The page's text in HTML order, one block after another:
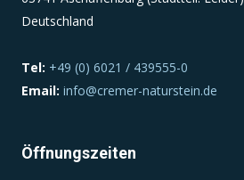
Deutschland
Tel: +49 (0) 6021 / 439555-0
Email: info@cremer-naturstein.de
Öffnungszeiten